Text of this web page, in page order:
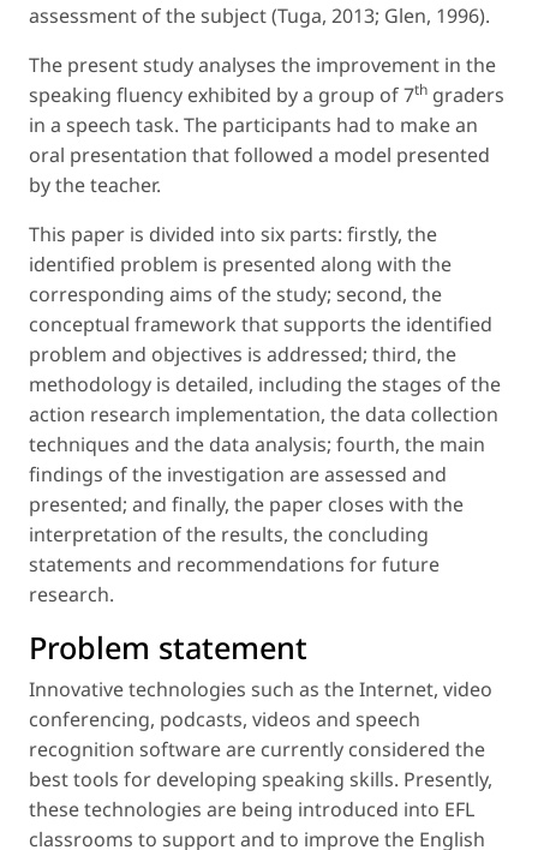
assessment of the subject (Tuga, 2013; Glen, 1996).
The present study analyses the improvement in the
speaking fluency exhibited by a group of 7th graders
in a speech task. The participants had to make an
oral presentation that followed a model presented
by the teacher.
This paper is divided into six parts: firstly, the
identified problem is presented along with the
corresponding aims of the study; second, the
conceptual framework that supports the identified
problem and objectives is addressed; third, the
methodology is detailed, including the stages of the
action research implementation, the data collection
techniques and the data analysis; fourth, the main
findings of the investigation are assessed and
presented; and finally, the paper closes with the
interpretation of the results, the concluding
statements and recommendations for future
research.
Problem statement
Innovative technologies such as the Internet, video
conferencing, podcasts, videos and speech
recognition software are currently considered the
best tools for developing speaking skills. Presently,
these technologies are being introduced into EFL
classrooms to support and to improve the English